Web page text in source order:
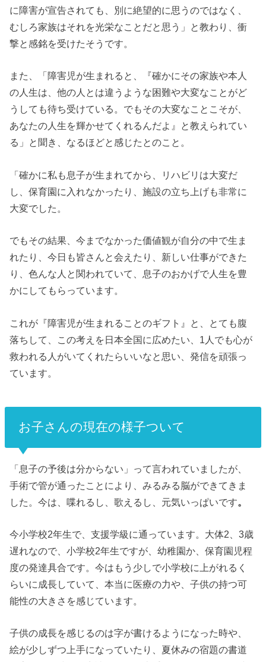
に障害が宣告されても、別に絶望的に思うのではなく、
むしろ家族はそれを光栄なことだと思う」と教わり、衝
撃と感銘を受けたそうです。
また、「障害児が生まれると、『確かにその家族や本人
の人生は、他の人とは違うような困難や大変なことがど
うしても待ち受けている。でもその大変なことこそが、
あなたの人生を輝かせてくれるんだよ』と教えられてい
る」と聞き、なるほどと感じたとのこと。
「確かに私も息子が生まれてから、リハビリは大変だ
し、保育園に入れなかったり、施設の立ち上げも非常に
大変でした。
でもその結果、今までなかった価値観が自分の中で生ま
れたり、今日も皆さんと会えたり、新しい仕事ができた
り、色んな人と関われていて、息子のおかげで人生を豊
かにしてもらっています。
これが『障害児が生まれることのギフト』と、とても腹
落ちして、この考えを日本全国に広めたい、1人でも心が
救われる人がいてくれたらいいなと思い、発信を頑張っ
ています。
お子さんの現在の様子ついて
「息子の予後は分からない」って言われていましたが、
手術で管が通ったことにより、みるみる脳ができてきま
した。今は、喋れるし、歌えるし、元気いっぱいです 。
今小学校2年生で、支援学級に通っています。 大体2、3歳
遅れなので、小学校2年生ですが、幼稚園か、保育園児程
度の発達具合です。今はもう少しで小学校に上がれるく
らいに成長していて、本当に医療の力や、子供の持つ可
能性の大きさを感じています。
子供の成長を感じるのは字が書けるようになった時や、
絵が少しずつ上手になっていたり、夏休みの宿題の書道